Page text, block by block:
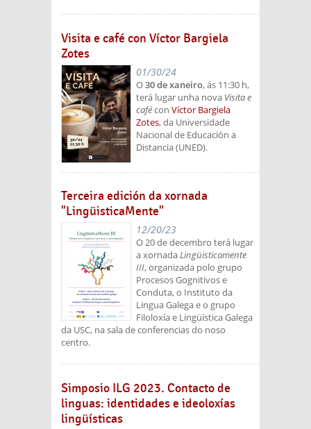
Visita e café con Víctor Bargiela
Zotes
01/30/24
O30 de xaneiro, ás 11:30 h,
terá lugar unha nova Visita e
cafécon Víctor Bargiela
Zotes, da Universidade
Nacional de Educación a
Distancia (UNED).
Terceira edición da xornada
"LingüisticaMente"
12/20/23
O 20 de decembro terá lugar
a xornadaLingüisticamente
III, organizada polo grupo
Procesos Gognitivos e
Conduta, o Instituto da
Lingua Galega e o grupo
Filoloxía e Lingüística Galega
da USC, na sala de conferencias do noso
centro.
Simposio ILG 2023. Contacto de
linguas: identidades e ideoloxías
lingüísticas